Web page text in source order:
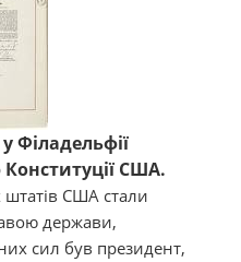
Філадельфії
США.
штатів США стали
держави,
сил був президент,